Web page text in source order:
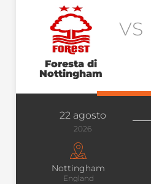
Foresta di
Nottingham
VS
22 agosto
2026
Nottingham
England